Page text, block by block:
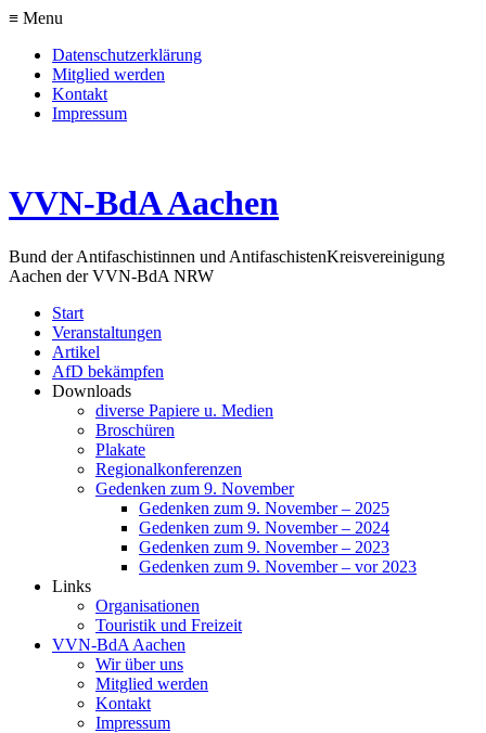
≡ Menu
Datenschutzerklärung
Mitglied werden
Kontakt
Impressum
VVN-BdA Aachen
Bund der Antifaschistinnen und AntifaschistenKreisvereinigung
Aachen der VVN-BdA NRW
Start
Veranstaltungen
Artikel
AfD bekämpfen
Downloads
diverse Papiere u. Medien
Broschüren
Plakate
Regionalkonferenzen
Gedenken zum 9. November
Gedenken zum 9. November – 2025
Gedenken zum 9. November – 2024
Gedenken zum 9. November – 2023
Gedenken zum 9. November – vor 2023
Links
Organisationen
Touristik und Freizeit
VVN-BdA Aachen
Wir über uns
Mitglied werden
Kontakt
Impressum